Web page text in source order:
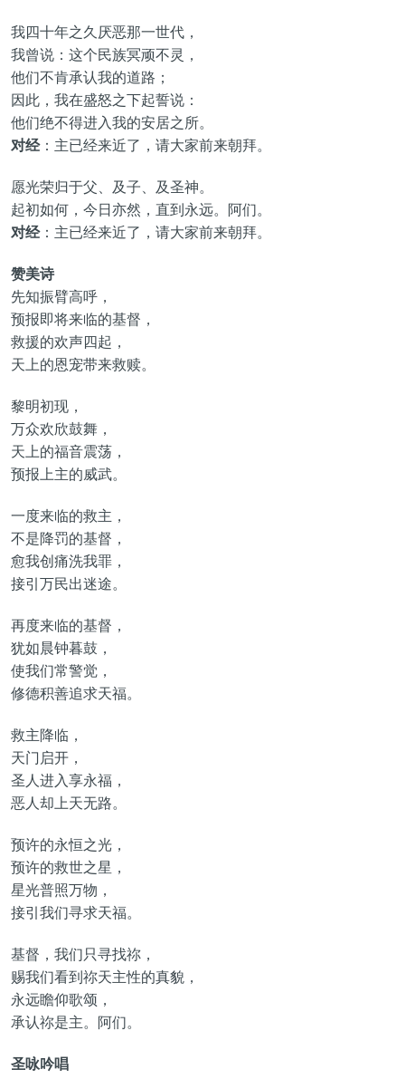
我四十年之久厌恶那一世代，
我曾说：这个民族冥顽不灵，
他们不肯承认我的道路；
因此，我在盛怒之下起誓说：
他们绝不得进入我的安居之所。
对经：主已经来近了，请大家前来朝拜。
愿光荣归于父、及子、及圣神。
起初如何，今日亦然，直到永远。阿们。
对经：主已经来近了，请大家前来朝拜。
赞美诗
先知振臂高呼，
预报即将来临的基督，
救援的欢声四起，
天上的恩宠带来救赎。
黎明初现，
万众欢欣鼓舞，
天上的福音震荡，
预报上主的威武。
一度来临的救主，
不是降罚的基督，
愈我创痛洗我罪，
接引万民出迷途。
再度来临的基督，
犹如晨钟暮鼓，
使我们常警觉，
修德积善追求天福。
救主降临，
天门启开，
圣人进入享永福，
恶人却上天无路。
预许的永恒之光，
预许的救世之星，
星光普照万物，
接引我们寻求天福。
基督，我们只寻找祢，
赐我们看到祢天主性的真貌，
永远瞻仰歌颂，
承认祢是主。阿们。
圣咏吟唱